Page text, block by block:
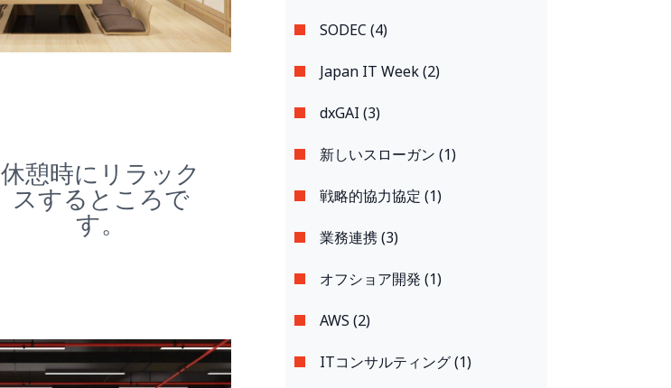
休憩時にリラック
スするところで
す。
SODEC (4)
Japan IT Week (2)
dxGAI (3)
新しいスローガン (1)
戦略的協力協定 (1)
業務連携 (3)
オフショア開発 (1)
AWS (2)
ITコンサルティング (1)